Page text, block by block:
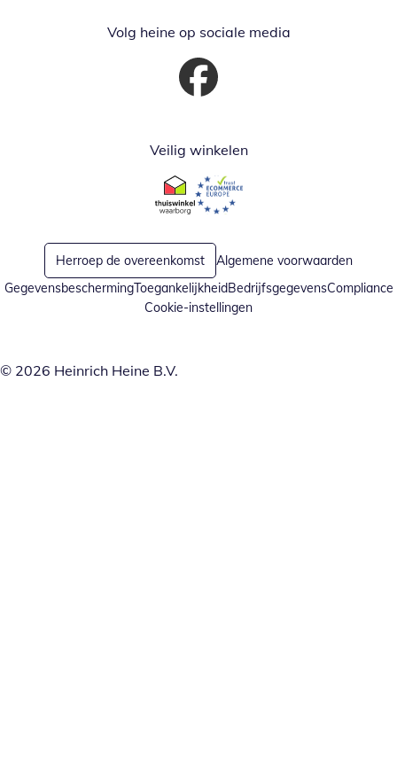
Volg heine op sociale media
Opent in nieuw venster
Veilig winkelen
Opent in nieuw venster
Opent in nieuw venster
Herroep de overeenkomst
Algemene voorwaarden
GegevensbeschermingToegankelijkheidBedrijfsgegevensCompliance
Cookie-instellingen
© 2026 Heinrich Heine B.V.